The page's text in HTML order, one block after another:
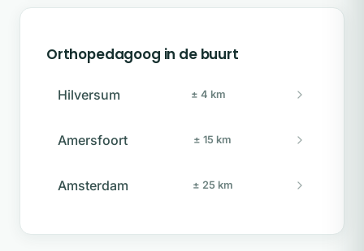
Orthopedagoog in de buurt
Hilversum ± 4 km
Amersfoort ± 15 km
Amsterdam ± 25 km